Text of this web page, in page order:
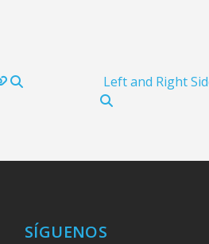
Left and Right
SÍGUENOS